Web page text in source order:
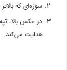
سوژه‌ای که
هدایت می‌کند.